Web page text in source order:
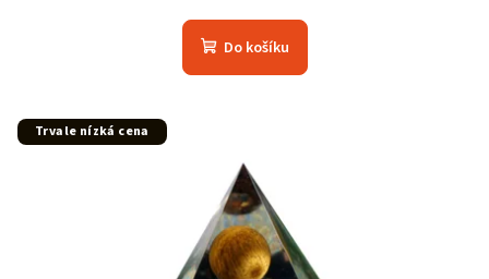
hodnocení
produktu
Do košíku
Trvale nízká cena